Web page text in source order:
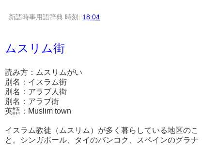
新語時事用語辞典 時刻: 18:04
ムスリム街
読み方：ムスリムがい
別名：イスラム街
別名：アラブ人街
別名：アラブ街
英語：Muslim town
イスラム教徒（ムスリム）が多く暮らしている地区のこ
と。シンガポール、タイのバンコク、スペインのグラナ